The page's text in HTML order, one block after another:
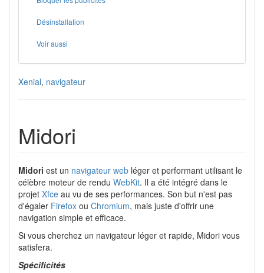
Désinstallation
Voir aussi
Xenial, navigateur
Midori
Midori est un navigateur web léger et performant utilisant le
célèbre moteur de rendu WebKit. Il a été intégré dans le
projet Xfce au vu de ses performances. Son but n'est pas
d'égaler Firefox ou Chromium, mais juste d'offrir une
navigation simple et efficace.
Si vous cherchez un navigateur léger et rapide, Midori vous
satisfera.
Spécificités